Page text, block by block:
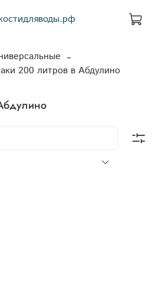
200 литров в Абдулино